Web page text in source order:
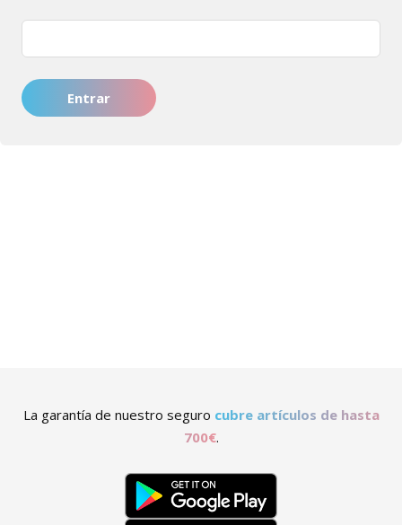
La garantía de nuestro seguro cubre artículos de hasta
700€.